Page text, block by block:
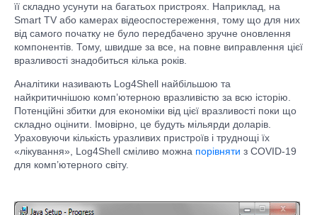
її складно усунути на багатьох пристроях. Наприклад, на
Smart TV або камерах відеоспостереження, тому що для них
від самого початку не було передбачено зручне оновлення
компонентів. Тому, швидше за все, на повне виправлення цієї
вразливості знадобиться кілька років.
Аналітики називають Log4Shell найбільшою та
найкритичнішою комп’ютерною вразливістю за всю історію.
Потенційні збитки для економіки від цієї вразливості поки що
складно оцінити. Імовірно, це будуть мільярди доларів.
Ураховуючи кількість уразливих пристроїв і труднощі їх
«лікування», Log4Shell сміливо можна порівняти з COVID-19
для комп’ютерного світу.